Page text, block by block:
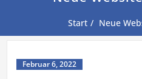
Start Neue
Februar 6, 2022